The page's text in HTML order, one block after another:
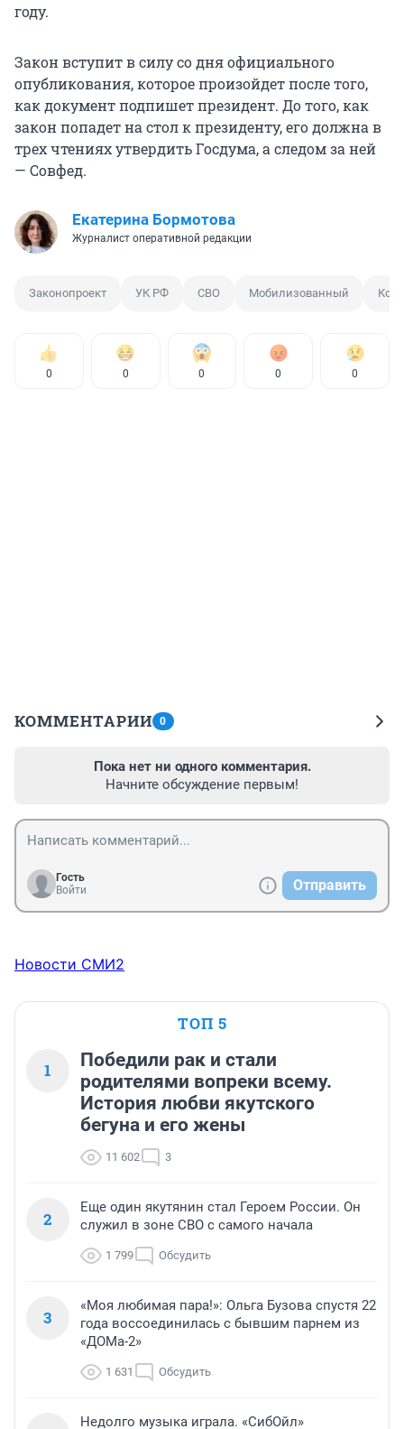
году.
Закон вступит в силу со дня официального
опубликования, которое произойдет после того,
как документ подпишет президент. До того, как
закон попадет на стол к президенту, его должна в
трех чтениях утвердить Госдума, а следом за ней
— Совфед.
Екатерина Бормотова
Журналист оперативной редакции
Законопроект УК РФ СВО Мобилизованный
0 0 0 0 0
КОММЕНТАРИИ 0
Пока нет ни одного комментария.
Начните обсуждение первым!
Гость
Войти
Отправить
Новости СМИ2
ТОП 5
1
Победили рак и стали
родителями вопреки всему.
История любви якутского
бегуна и его жены
11 602 3
2
Еще один якутянин стал Героем России. Он
служил в зоне СВО с самого начала
1 799 Обсудить
3
«Моя любимая пара!»: Ольга Бузова спустя 22
года воссоединилась с бывшим парнем из
«ДОМа-2»
1 631 Обсудить
Недолго музыка играла. «СибОйл»